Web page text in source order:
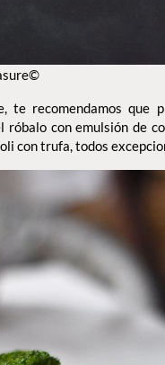
te recomendamos que
róbalo con emulsión de
con trufa, todos